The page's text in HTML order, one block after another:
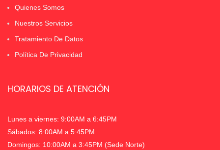
Quienes Somos
Nuestros Servicios
Tratamiento De Datos
Política De Privacidad
HORARIOS DE ATENCIÓN
Lunes a viernes: 9:00AM a 6:45PM
Sábados: 8:00AM a 5:45PM
Domingos: 10:00AM a 3:45PM (Sede Norte)